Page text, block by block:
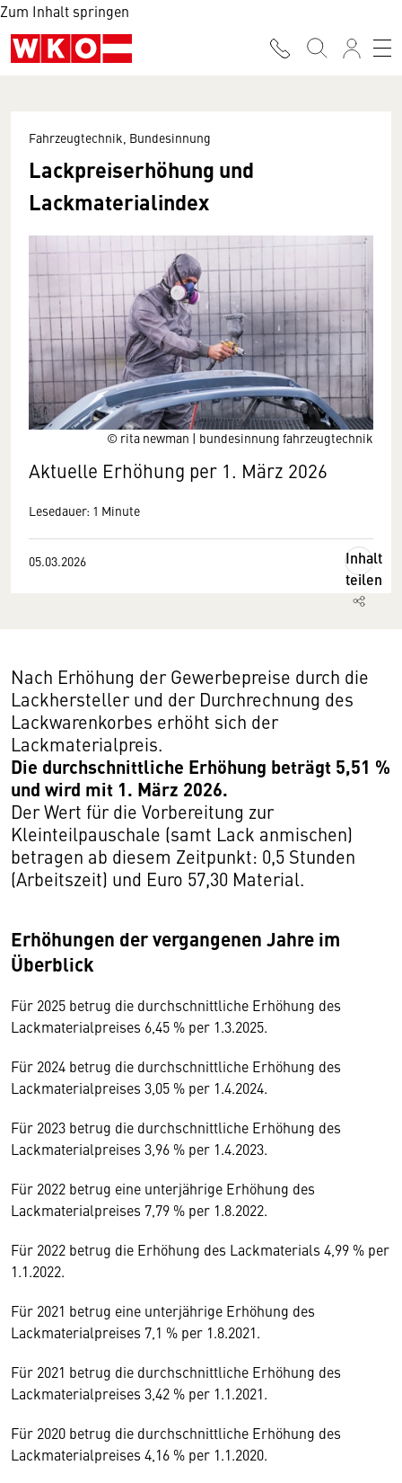
Zum Inhalt springen
© rita newman | bundesinnung fahrzeugtechnik
Fahrzeugtechnik, Bundesinnung
Lackpreiserhöhung und
Lackmaterialindex
Aktuelle Erhöhung per 1. März 2026
Lesedauer: 1 Minute
05.03.2026
Inhalt
teilen
Nach Erhöhung der Gewerbepreise durch die
Lackhersteller und der Durchrechnung des
Lackwarenkorbes erhöht sich der
Lackmaterialpreis.
Die durchschnittliche Erhöhung beträgt 5,51 %
und wird mit 1. März 2026.
Der Wert für die Vorbereitung zur
Kleinteilpauschale (samt Lack anmischen)
betragen ab diesem Zeitpunkt: 0,5 Stunden
(Arbeitszeit) und Euro 57,30 Material.
Erhöhungen der vergangenen Jahre im
Überblick
Für 2025 betrug die durchschnittliche Erhöhung des
Lackmaterialpreises 6,45 % per 1.3.2025.
Für 2024 betrug die durchschnittliche Erhöhung des
Lackmaterialpreises 3,05 % per 1.4.2024.
Für 2023 betrug die durchschnittliche Erhöhung des
Lackmaterialpreises 3,96 % per 1.4.2023.
Für 2022 betrug eine unterjährige Erhöhung des
Lackmaterialpreises 7,79 % per 1.8.2022.
Für 2022 betrug die Erhöhung des Lackmaterials 4,99 % per
1.1.2022.
Für 2021 betrug eine unterjährige Erhöhung des
Lackmaterialpreises 7,1 % per 1.8.2021.
Für 2021 betrug die durchschnittliche Erhöhung des
Lackmaterialpreises 3,42 % per 1.1.2021.
Für 2020 betrug die durchschnittliche Erhöhung des
Lackmaterialpreises 4,16 % per 1.1.2020.